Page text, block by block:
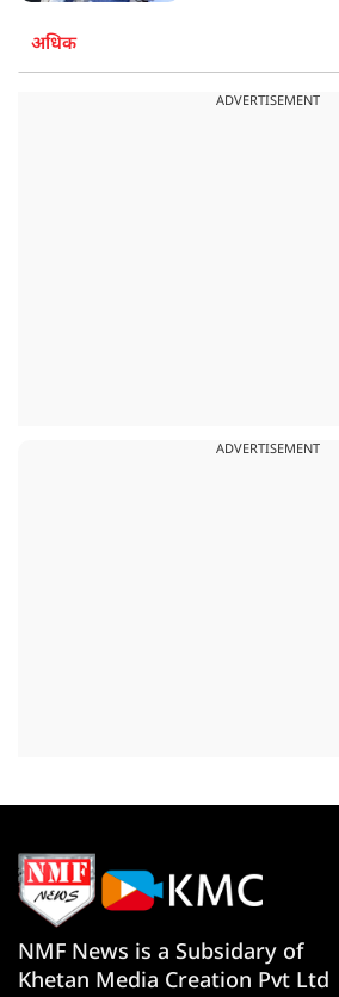
अधिक
ADVERTISEMENT
ADVERTISEMENT
NMF News is a Subsidary of
Khetan Media Creation Pvt Ltd